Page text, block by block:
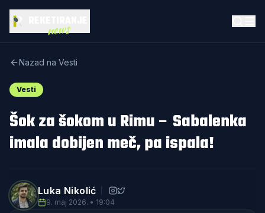
news
Nazad na Vesti
Vesti
Šok za šokom u Rimu – Sabalenka
imala dobijen meč, pa ispala!
Luka Nikolić
9. maj 2026. • 19:04